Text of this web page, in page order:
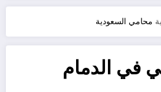
محامي السعودية
في الدمام